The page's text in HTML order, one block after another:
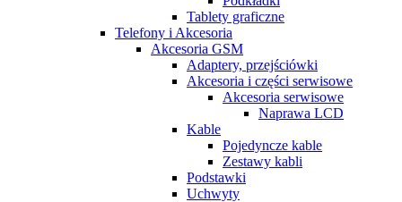
Tablety graficzne
Telefony i Akcesoria
Akcesoria GSM
Adaptery, przejściówki
Akcesoria i części serwisowe
Akcesoria serwisowe
Naprawa LCD
Kable
Pojedyncze kable
Zestawy kabli
Podstawki
Uchwyty